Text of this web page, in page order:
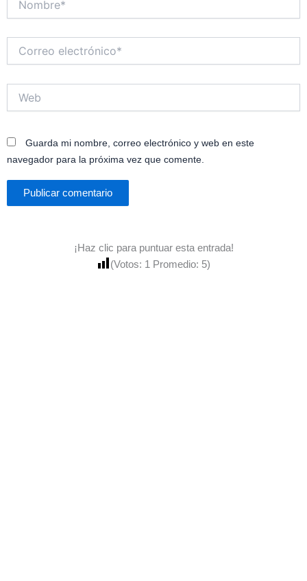
electrónico*
Guarda mi nombre, correo electrónico y web en este
navegador para la próxima vez que comente.
¡Haz clic para puntuar esta entrada!
(Votos: 1 Promedio: 5)